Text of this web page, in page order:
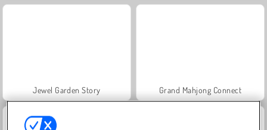
Jewel Garden Story Grand Mahjong Connect